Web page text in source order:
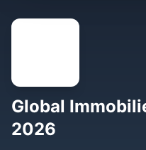
Global
2026